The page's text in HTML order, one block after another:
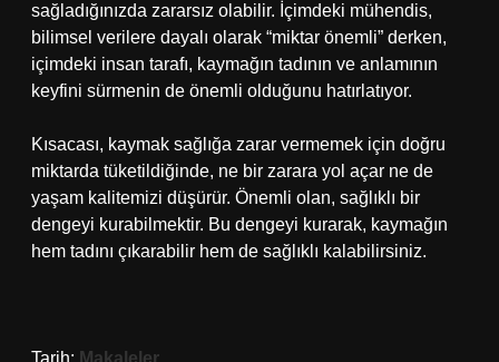
sağladığınızda zararsız olabilir. İçimdeki mühendis,
bilimsel verilere dayalı olarak “miktar önemli” derken,
içimdeki insan tarafı, kaymağın tadının ve anlamının
keyfini sürmenin de önemli olduğunu hatırlatıyor.
Kısacası, kaymak sağlığa zarar vermemek için doğru
miktarda tüketildiğinde, ne bir zarara yol açar ne de
yaşam kalitemizi düşürür. Önemli olan, sağlıklı bir
dengeyi kurabilmektir. Bu dengeyi kurarak, kaymağın
hem tadını çıkarabilir hem de sağlıklı kalabilirsiniz.
Tarih: Makaleler